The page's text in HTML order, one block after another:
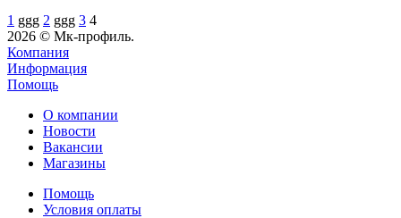
1 ggg 2 ggg 3 4
2026 © Мк-профиль.
Компания
Информация
Помощь
О компании
Новости
Вакансии
Магазины
Помощь
Условия оплаты